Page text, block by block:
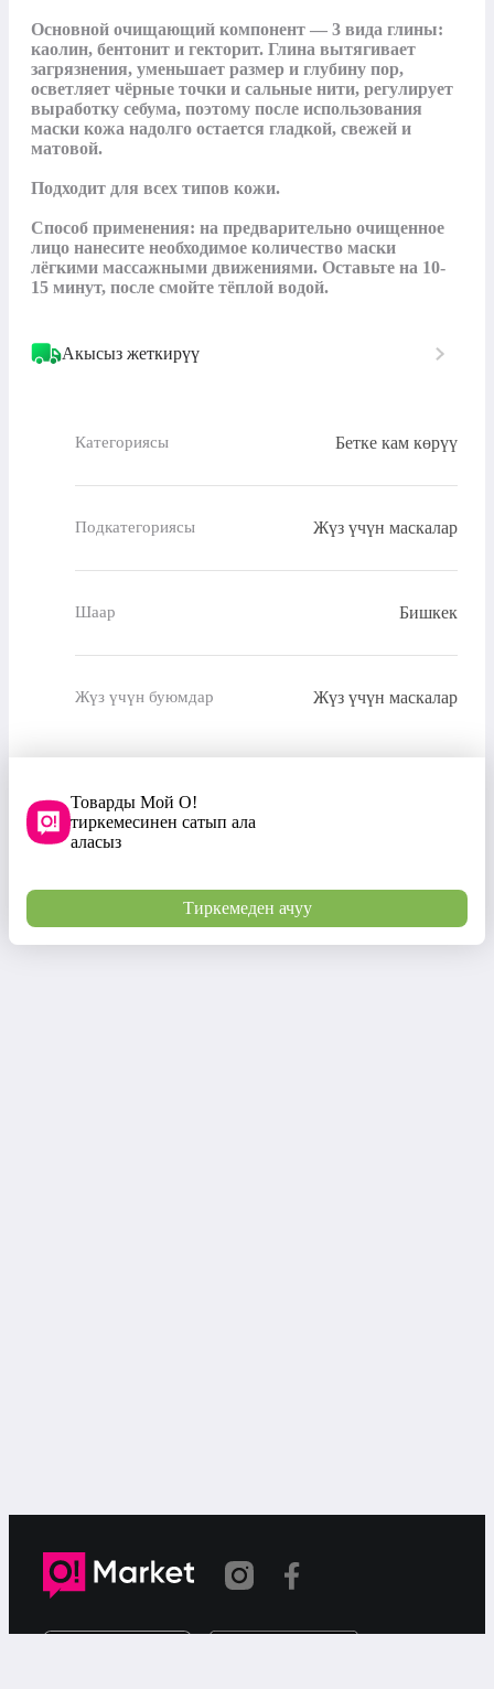
Основной очищающий компонент — 3 вида глины:
каолин, бентонит и гекторит. Глина вытягивает
загрязнения, уменьшает размер и глубину пор,
осветляет чёрные точки и сальные нити, регулирует
выработку себума, поэтому после использования
маски кожа надолго остается гладкой, свежей и
матовой.
Подходит для всех типов кожи.
Способ применения: на предварительно очищенное
лицо нанесите необходимое количество маски
лёгкими массажными движениями. Оставьте на 10-
15 минут, после смойте тёплой водой.
Акысыз жеткирүү
Категориясы Бетке кам көрүү
Подкатегориясы Жүз үчүн маскалар
Шаар Бишкек
Жүз үчүн буюмдар Жүз үчүн маскалар
Товарды Мой О!
тиркемесинен сатып ала
аласыз
Тиркемеден ачуу